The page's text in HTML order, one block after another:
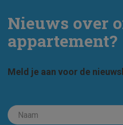
Nieuws over
appartement?
Meld je aan voor de